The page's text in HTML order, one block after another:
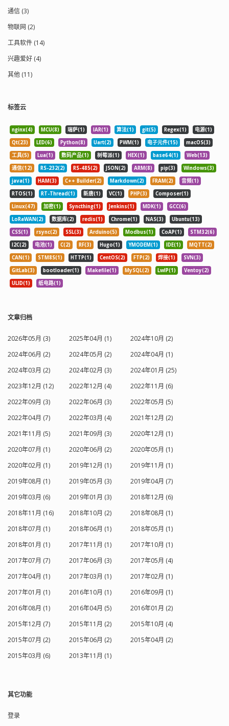
通信 (3)
物联网 (2)
工具软件 (14)
兴趣爱好 (4)
其他 (11)
标签云
nginx(4) MCU(8) 瑞萨(1) IAR(1) 算法(1) git(5) Regex(1)
电源(1)
Qt(23)
LED(6) Python(8) Uart(2) PWM(1) 电子元件(15)
macOS(3)
工具(5)
Lua(1) 数码产品(1) 树莓派(1) HEX(1) base64(1)
Web(13)
通信(12)
RS-232(2) RS-485(2) JSON(2) ARM(8) pip(3)
Windows(3)
java(1)
HAM(3) C++ Builder(2) Markdown(2) FRAM(2)
音频(1)
RTOS(1)
RT-Thread(1) 新唐(1) VC(1) PHP(3)
Composer(1)
Linux(47)
加密(1) Syncthing(1) Jenkins(1) MDK(1)
GCC(6)
LoRaWAN(2)
数据库(2) redis(1) Chrome(1) NAS(3)
Ubuntu(13)
CSS(1)
rsync(2) SSL(3) Arduino(5) Modbus(1) CoAP(1)
STM32(6)
I2C(2)
电池(1) C(2) RF(3) Hugo(1) YMODEM(1) IDE(1)
MQTT(2)
CAN(1)
STM8S(1) HTTP(1) CentOS(2) FTP(2) 焊接(1)
SVN(3)
GitLab(3)
bootloader(1) Makefile(1) MySQL(2) LwIP(1)
Ventoy(2)
ULID(1)
纸电路(1)
文章归档
2026年05月 (3) 2025年04月 (1)
2024年10月 (2)
2024年06月 (2)
2024年05月 (2)
2024年04月 (1)
2024年03月 (2)
2024年02月 (3)
2024年01月 (25)
2023年12月 (12)
2022年12月 (4)
2022年11月 (6)
2022年09月 (3)
2022年06月 (3)
2022年05月 (5)
2022年04月 (7)
2022年03月 (4)
2021年12月 (2)
2021年11月 (5)
2021年09月 (3)
2020年12月 (1)
2020年07月 (1)
2020年06月 (2)
2020年05月 (1)
2020年02月 (1)
2019年12月 (1)
2019年11月 (1)
2019年08月 (1)
2019年05月 (3)
2019年04月 (7)
2019年03月 (6)
2019年01月 (3)
2018年12月 (6)
2018年11月 (16)
2018年10月 (2)
2018年08月 (1)
2018年07月 (1)
2018年06月 (1)
2018年05月 (1)
2018年01月 (1)
2017年11月 (1)
2017年10月 (1)
2017年07月 (7)
2017年06月 (3)
2017年05月 (4)
2017年04月 (1)
2017年03月 (1)
2017年02月 (1)
2017年01月 (1)
2016年10月 (1)
2016年09月 (1)
2016年08月 (1)
2016年04月 (5)
2016年01月 (2)
2015年12月 (7)
2015年11月 (2)
2015年10月 (4)
2015年07月 (2)
2015年06月 (2)
2015年04月 (2)
2015年03月 (6)
2013年11月 (1)
其它功能
登录